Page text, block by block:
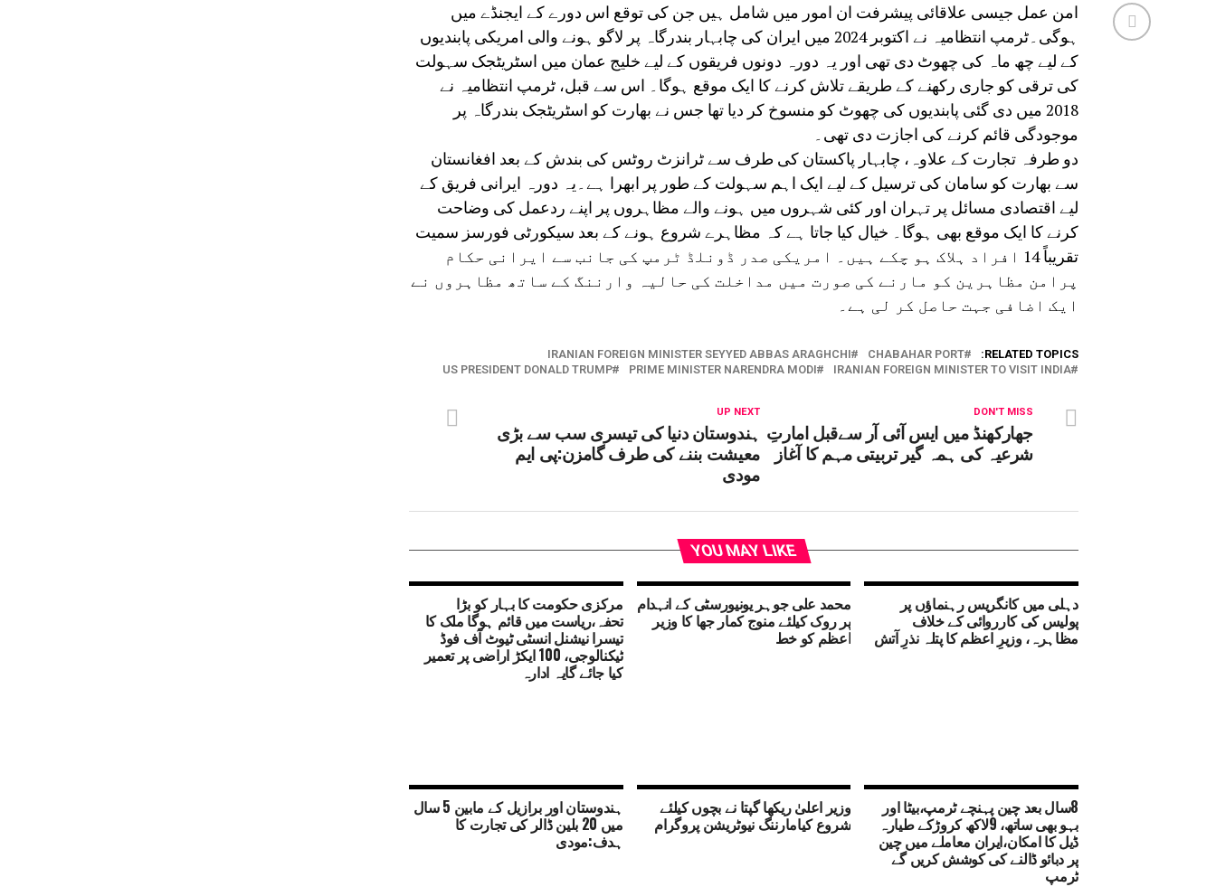
امن عمل جیسی علاقائی پیشرفت ان امور میں شامل ہیں جن کی توقع اس دورے کے ایجنڈے میں
ہوگی۔ٹرمپ انتظامیہ نے اکتوبر 2024 میں ایران کی چابہار بندرگاہ پر لاگو ہونے والی امریکی پابندیوں
کے لیے چھ ماہ کی چھوٹ دی تھی اور یہ دورہ دونوں فریقوں کے لیے خلیج عمان میں اسٹریٹجک سہولت
کی ترقی کو جاری رکھنے کے طریقے تلاش کرنے کا ایک موقع ہوگا۔ اس سے قبل، ٹرمپ انتظامیہ نے
2018 میں دی گئی پابندیوں کی چھوٹ کو منسوخ کر دیا تھا جس نے بھارت کو اسٹریٹجک بندرگاہ پر
موجودگی قائم کرنے کی اجازت دی تھی۔
دو طرفہ تجارت کے علاوہ، چابہار پاکستان کی طرف سے ٹرانزٹ روٹس کی بندش کے بعد افغانستان
سے بھارت کو سامان کی ترسیل کے لیے ایک اہم سہولت کے طور پر ابھرا ہے۔یہ دورہ ایرانی فریق کے
لیے اقتصادی مسائل پر تہران اور کئی شہروں میں ہونے والے مظاہروں پر اپنے ردعمل کی وضاحت
کرنے کا ایک موقع بھی ہوگا۔ خیال کیا جاتا ہے کہ مظاہرے شروع ہونے کے بعد سیکورٹی فورسز سمیت
تقریباً 14 افراد ہلاک ہو چکے ہیں۔ امریکی صدر ڈونلڈ ٹرمپ کی جانب سے ایرانی حکام
پرامن مظاہرین کو مارنے کی صورت میں مداخلت کی حالیہ وارننگ کے ساتھ مظاہروں نے
ایک اضافی جہت حاصل کر لی ہے۔
RELATED TOPICS:
CHABAHAR PORT
IRANIAN FOREIGN MINISTER SEYYED ABBAS ARAGHCHI
IRANIAN FOREIGN MINISTER TO VISIT INDIA
PRIME MINISTER NARENDRA MODI
US PRESIDENT DONALD TRUMP
UP NEXT
ہندوستان دنیا کی تیسری سب سے بڑی
معیشت بننے کی طرف گامزن:پی ایم
مودی
DON'T MISS
جھارکھنڈ میں ایس آئی آر سےقبل امارتِ
شرعیہ کی ہمہ گیر تربیتی مہم کا آغاز
YOU MAY LIKE
دہلی میں کانگریس رہنماؤں پر
پولیس کی کارروائی کے خلاف
مظاہرہ، وزیرِ اعظم کا پتلہ نذرِ آتش
محمد علی جوہر یونیورسٹی کے انہدام
پر روک کیلئے منوج کمار جھا کا وزیر
اعظم کو خط
مرکزی حکومت کا بہار کو بڑا
تحفہ،ریاست میں قائم ہوگا ملک کا
تیسرا نیشنل انسٹی ٹیوٹ آف فوڈ
ٹیکنالوجی، 100 ایکڑ اراضی پر تعمیر
کیا جائے گایہ ادارہ
8سال بعد چین پہنچے ٹرمپ،بیٹا اور
بہو بھی ساتھ، 9لاکھ کروڑکے طیارہ
ڈیل کا امکان،ایران معاملے میں چین
پر دبائو ڈالنے کی کوشش کریں گے
ٹرمپ
وزیر اعلیٰ ریکھا گپتا نے بچوں کیلئے
شروع کیامارننگ نیوٹریشن پروگرام
ہندوستان اور برازیل کے مابین 5 سال
میں 20 بلین ڈالر کی تجارت کا
ہدف:مودی